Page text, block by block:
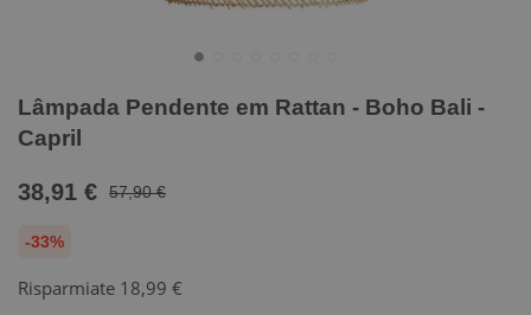
Lâmpada Pendente em Rattan - Boho Bali -
Capril
38,91 € 57,90 €
-33%
Risparmiate 18,99 €